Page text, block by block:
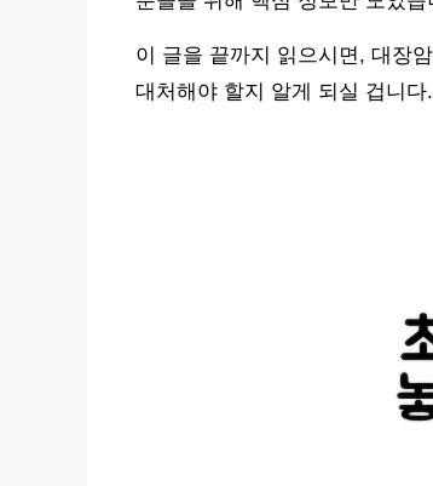
이 글을 끝까지 읽으시면, 대장
대처해야 할지 알게 되실 겁니다.